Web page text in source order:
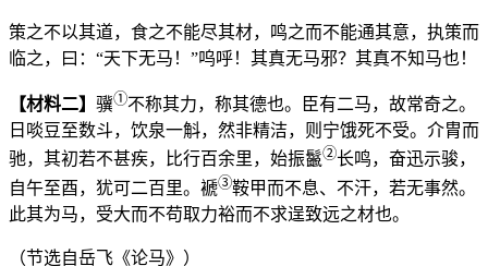
策之不以其道，食之不能尽其材，鸣之而不能通其意，执策而
临之，曰：“天下无马！”呜呼！其真无马邪？其真不知马也！
【材料二】 骥①不称其力，称其德也。臣有二马，故常奇之。
日啖豆至数斗，饮泉一斛，然非精洁，则宁饿死不受。介胄而
驰，其初若不甚疾，比行百余里，始振鬣②长鸣，奋迅示骏，
自午至酉，犹可二百里。褫③鞍甲而不息、不汗，若无事然。
此其为马，受大而不苟取力裕而不求逞致远之材也。
（节选自岳飞《论马》）